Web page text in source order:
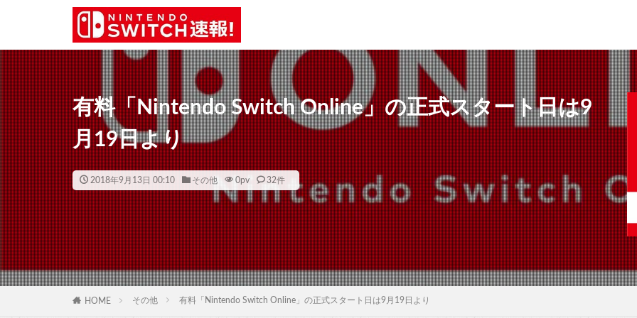
有料「Nintendo Switch Online」の正式スタート日は9
月19日より
2018年9月13日 00:10 その他 0pv 32件
HOME その他 有料「Nintendo Switch Online」の正式スタート日は9月19日より